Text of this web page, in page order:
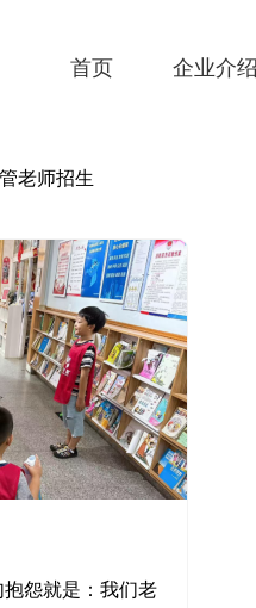
首页 企业介
老师招生
怨就是：我们老